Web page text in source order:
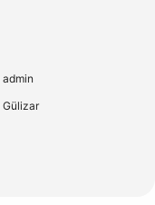
admin
Gülizar